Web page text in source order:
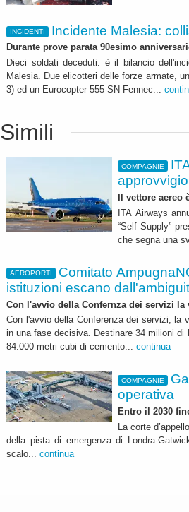
INCIDENTI Incidente Malesia:
Durante prove parata 90esimo
Dieci soldati deceduti: è il bilancio
Malesia. Due elicotteri delle forze armate,
3) ed un Eurocopter 555-SN Fennec...
Simili
COMPAGNIE
Il vettore
ITA Airways
“Self Supply”
che segna una
AEROPORTI
Comitato
istituzioni escano
Con l'avvio della Confernza dei servizi la
Con l'avvio della Conferenza dei servizi, la
in una fase decisiva. Destinare 34 milioni
84.000 metri cubi di cemento... continua
COMPAGNIE
operativa
Entro il 2030
La corte
della pista di emergenza di Londra-
scalo... continua